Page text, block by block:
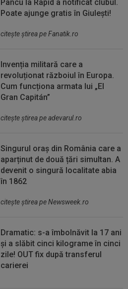
Pancu la Rapid a notificat clubul.
Poate ajunge gratis în Giulești!
citeşte ştirea pe Fanatik.ro
Invenția militară care a
revoluționat războiul în Europa.
Cum funcționa armata lui „El
Gran Capitán”
citeşte ştirea pe adevarul.ro
Singurul oraș din România care a
aparținut de două țări simultan. A
devenit o singură localitate abia
în 1862
citeşte ştirea pe Newsweek.ro
Dramatic: s-a îmbolnăvit la 17 ani
și a slăbit cinci kilograme în cinci
zile! OUT fix după transferul
carierei